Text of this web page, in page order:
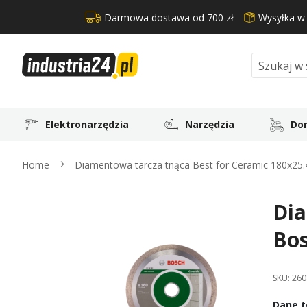
Darmowa dostawa od 700 zł Wysyłka
Search
Elektronarzędzia Narzędzia
Home Diamentowa tarcza tnąca Best for Ceramic
images
SKU: